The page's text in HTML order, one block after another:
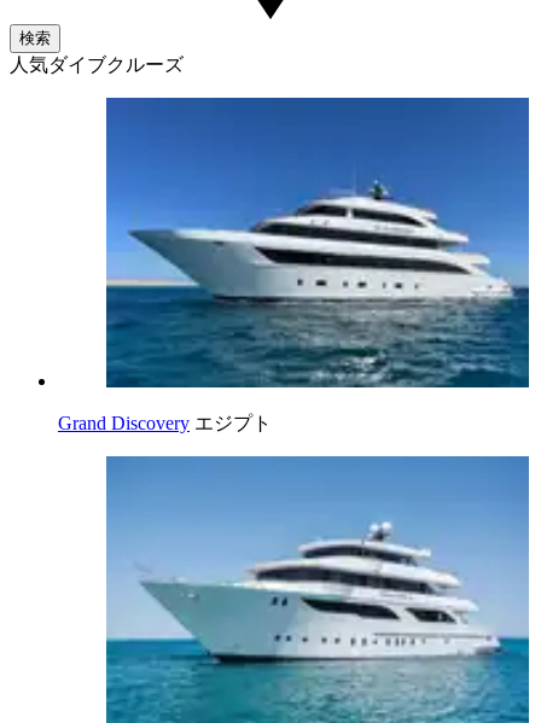
検索
人気ダイブクルーズ
Grand Discovery エジプト